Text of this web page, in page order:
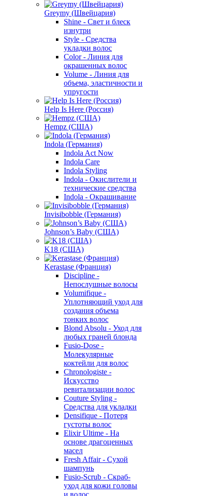
Greymy (Швейцария)
Shine - Свет и блеск
изнутри
Style - Средства
укладки волос
Color - Линия для
окрашенных волос
Volume - Линия для
объема, эластичности и
упругости
Help Is Here (Россия)
Hempz (США)
Indola (Германия)
Indola Act Now
Indola Care
Indola Styling
Indola - Окислители и
технические средства
Indola - Окрашивание
Invisibobble (Германия)
Johnson’s Baby (США)
K18 (США)
Kerastase (Франция)
Discipline -
Непослушные волосы
Volumifique -
Уплотняющий уход для
создания объема
тонких волос
Blond Absolu - Уход для
любых граней блонда
Fusio-Dose -
Молекулярные
коктейли для волос
Chronologiste -
Искусство
ревитализации волос
Couture Styling -
Средства для укладки
Densifique - Потеря
густоты волос
Elixir Ultime - На
основе драгоценных
масел
Fresh Affair - Сухой
шампунь
Fusio-Scrub - Скраб-
уход для кожи головы
и волос